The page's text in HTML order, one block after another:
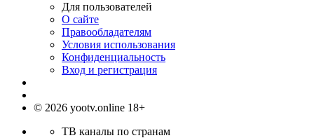
Для пользователей
О сайте
Правообладателям
Условия использования
Конфиденциальность
Вход и регистрация
© 2026 yootv.online 18+
ТВ каналы по странам